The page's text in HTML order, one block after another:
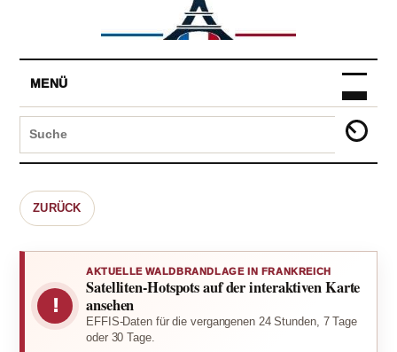
MENÜ
ZURÜCK
!
AKTUELLE WALDBRANDLAGE IN FRANKREICH
Satelliten-Hotspots auf der interaktiven Karte
ansehen
EFFIS-Daten für die vergangenen 24 Stunden, 7 Tage
oder 30 Tage.